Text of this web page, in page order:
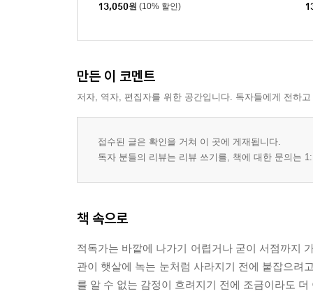
13,050원 (10% 할인)
만든 이 코멘트
저자, 역자, 편집자를 위한 공간입니다. 독자들에게 전하
접수된 글은 확인을 거쳐 이 곳에 게재됩니다.
독자 분들의 리뷰는 리뷰 쓰기를, 책에 대한 문의는
책 속으로
적독가는 바깥에 나가기 어렵거나 굳이 서점까지
관이 햇살에 녹는 눈처럼 사라지기 전에 붙잡으려
를 알 수 없는 감정이 흐려지기 전에 조금이라도